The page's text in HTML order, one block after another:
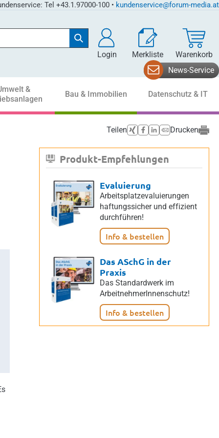
Tel +43.1.97000-100 • kundenservice@forum-media.at
Login Merkliste
Warenkorb
News-Service
&
Bau & Immobilien Datenschutz & IT
Teilen Drucken
Produkt-Empfehlungen
Evaluierung
Arbeitsplatzevaluierungen
haftungssicher und effizient
durchführen!
Info & bestellen
Das ASchG in der
Praxis
Das Standardwerk im
ArbeitnehmerInnenschutz!
Info & bestellen